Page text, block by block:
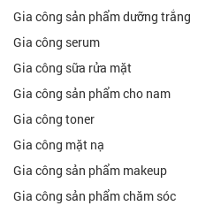
Gia công sản phẩm dưỡng trắng
Gia công serum
Gia công sữa rửa mặt
Gia công sản phẩm cho nam
Gia công toner
Gia công mặt nạ
Gia công sản phẩm makeup
Gia công sản phẩm chăm sóc